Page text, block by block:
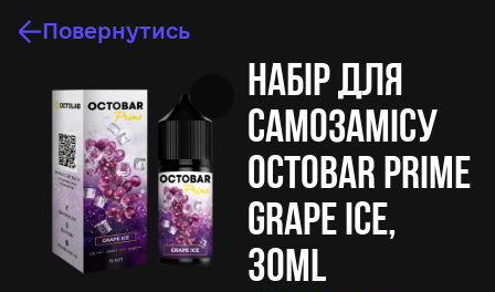
Повернутись
Набір для
самозамісу
Octobar Prime
Grape Ice,
30ml